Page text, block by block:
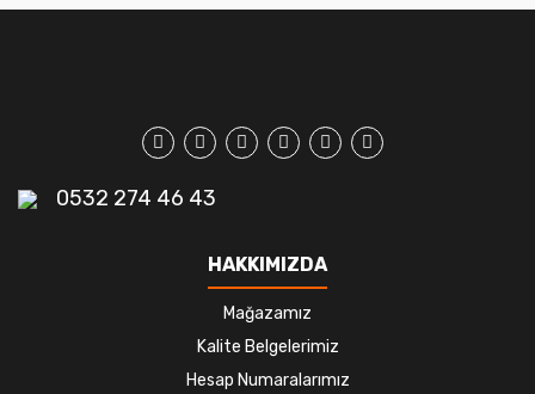
0532 274 46 43
HAKKIMIZDA
Mağazamız
Kalite Belgelerimiz
Hesap Numaralarımız